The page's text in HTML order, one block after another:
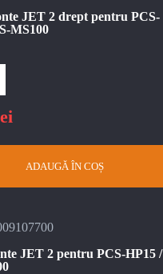
JET 2 drept pentru PCS-
MS100
ADAUGĂ ÎN COȘ
JET 2 pentru PCS-HP15 /